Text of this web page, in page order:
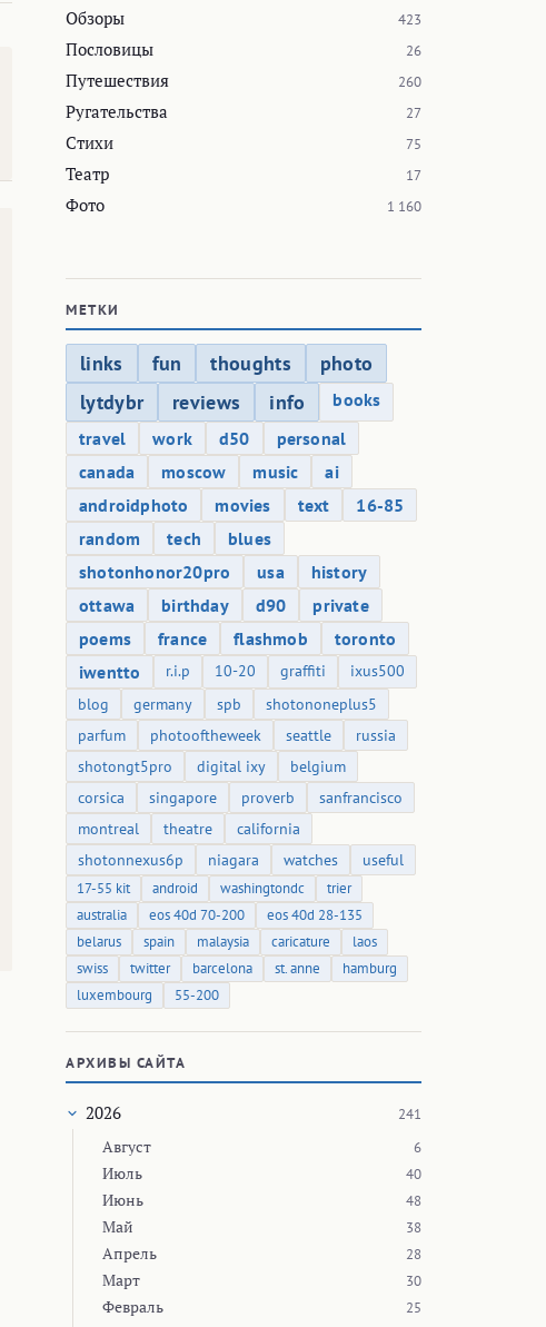
Обзоры 423
Пословицы 26
Путешествия 260
Ругательства 27
Стихи 75
Театр 17
Фото 1 160
МЕТКИ
links fun thoughts
photo
lytdybr
reviews info
books
travel
work d50
personal
canada
moscow music
ai
androidphoto
movies text
16-85
random
tech
blues
shotonhonor20pro
usa
history
ottawa
birthday d90
private
poems
france flashmob
toronto
iwentto
r.i.p 10-20 graffiti
ixus500
blog
germany spb
shotononeplus5
parfum
photooftheweek seattle
russia
shotongt5pro
digital ixy
belgium
corsica
singapore proverb
sanfrancisco
montreal
theatre
california
shotonnexus6p
niagara watches useful
17-55 kit android washingtondc
trier
australia
eos 40d 70-200
eos 40d 28-135
belarus
spain malaysia caricature
laos
swiss
twitter barcelona st. anne
hamburg
luxembourg
55-200
АРХИВЫ САЙТА
2026 241
Август 6
Июль 40
Июнь 48
Май 38
Апрель 28
Март 30
Февраль 25